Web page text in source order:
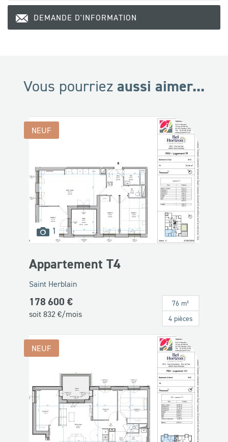
DEMANDE D'INFORMATION
Vous pourriez aussi aimer...
1 images
disponibles
NEUF
Appartement T4
Saint Herblain
178 600 €
soit 832 €/mois
76 m²
4 pièces
NEUF